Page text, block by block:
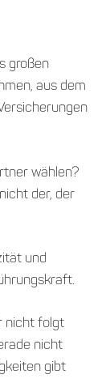
großen
aus dem
wählen?
der, der
und
nicht folgt
nicht
gibt